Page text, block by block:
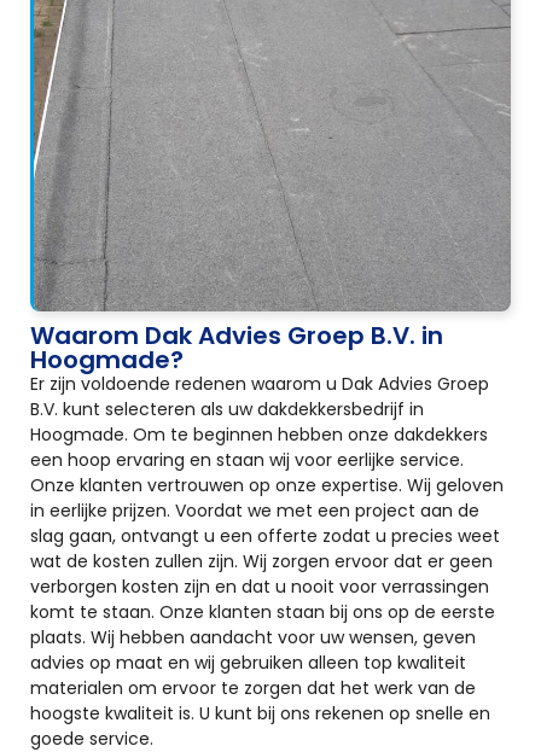
Waarom Dak Advies Groep B.V. in
Hoogmade?
Er zijn voldoende redenen waarom u Dak Advies Groep
B.V. kunt selecteren als uw dakdekkersbedrijf in
Hoogmade. Om te beginnen hebben onze dakdekkers
een hoop ervaring en staan wij voor eerlijke service.
Onze klanten vertrouwen op onze expertise. Wij geloven
in eerlijke prijzen. Voordat we met een project aan de
slag gaan, ontvangt u een offerte zodat u precies weet
wat de kosten zullen zijn. Wij zorgen ervoor dat er geen
verborgen kosten zijn en dat u nooit voor verrassingen
komt te staan. Onze klanten staan bij ons op de eerste
plaats. Wij hebben aandacht voor uw wensen, geven
advies op maat en wij gebruiken alleen top kwaliteit
materialen om ervoor te zorgen dat het werk van de
hoogste kwaliteit is. U kunt bij ons rekenen op snelle en
goede service.